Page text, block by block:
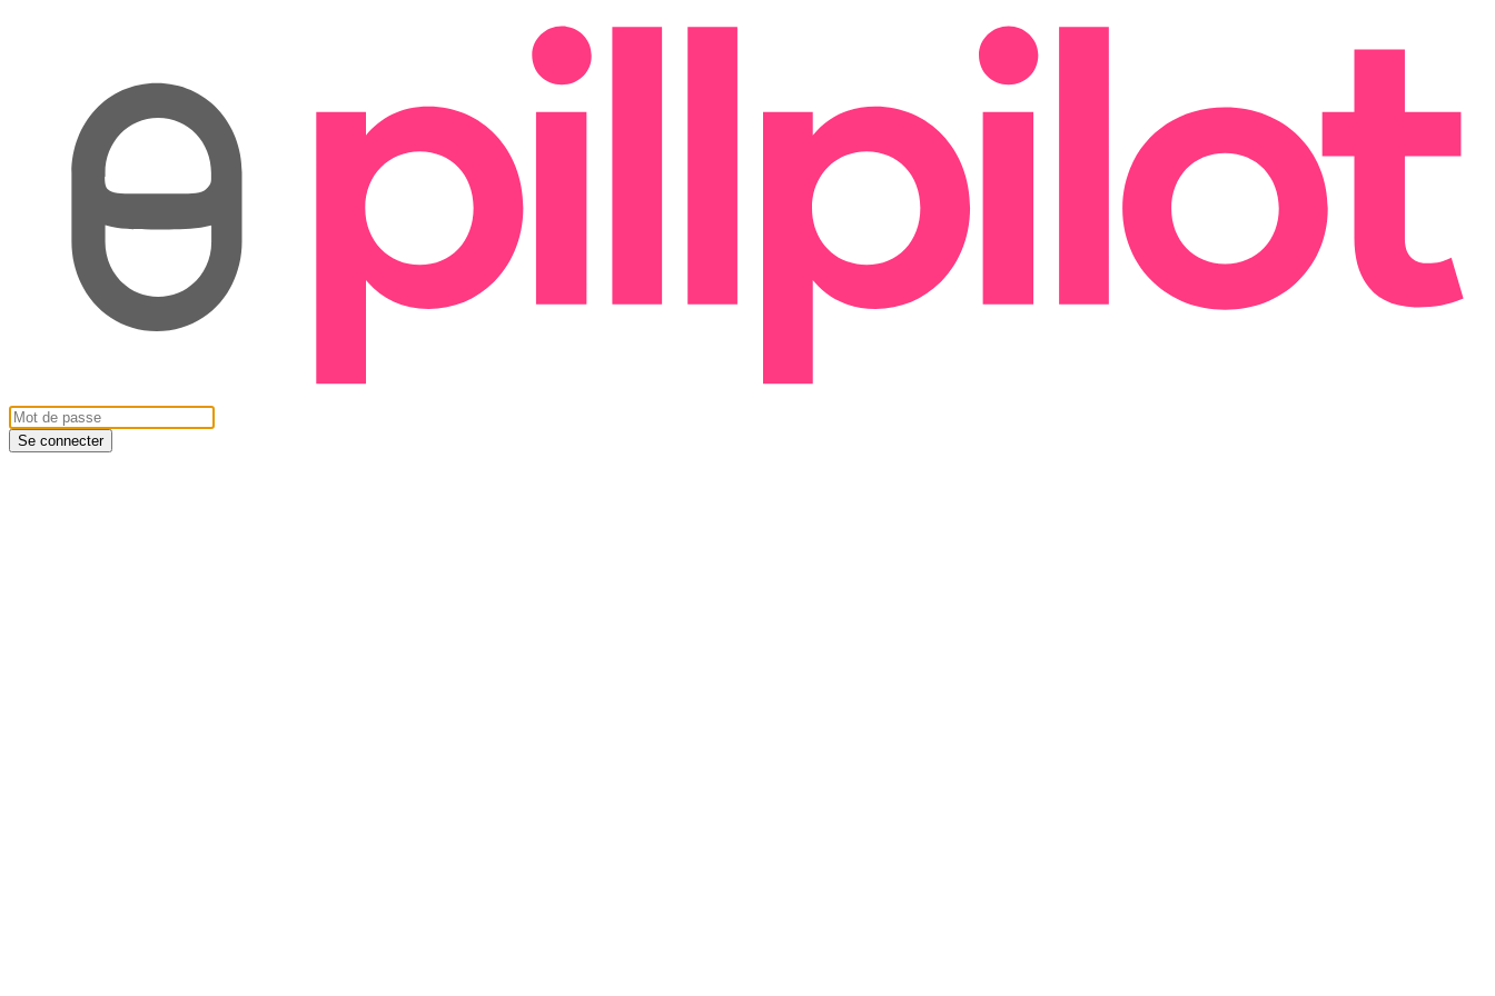
Se connecter